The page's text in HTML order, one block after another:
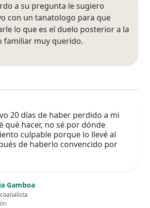
a su pregunta le sugiero
con un tanatologo para que
lo que es el duelo posterior a la
familiar muy querido.
20 días de haber perdido a mi
qué hacer, no sé por dónde
culpable porque lo llevé al
de haberlo convencido por
Gamboa